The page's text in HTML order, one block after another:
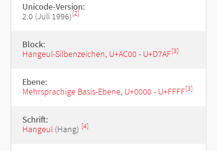
Unicode-Version:
2.0 (Juli 1996)[2]
Block:
Hangeul-Silbenzeichen, U+AC00 - U+D7AF[3]
Ebene:
Mehrsprachige Basis-Ebene, U+0000 - U+FFFF[3]
Schrift:
Hangeul(Hang) [4]